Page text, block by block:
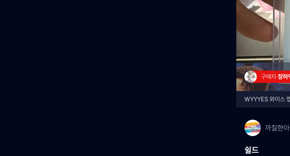
구매자 장하
WYYYES 와이스
까칠한
쉴드